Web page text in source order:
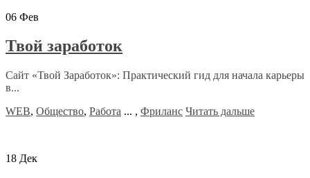
06 Фев
Твой заработок
Сайт «Твой Заработок»: Практический гид для начала карьеры
в...
WEB, Общество, Работа ... , Фриланс Читать дальше
18 Дек